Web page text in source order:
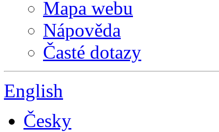
Mapa webu
Nápověda
Časté dotazy
English
Česky